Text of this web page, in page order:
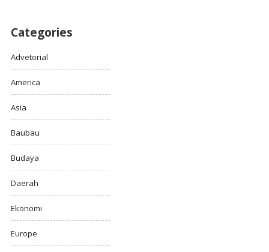
Categories
Advetorial
America
Asia
Baubau
Budaya
Daerah
Ekonomi
Europe